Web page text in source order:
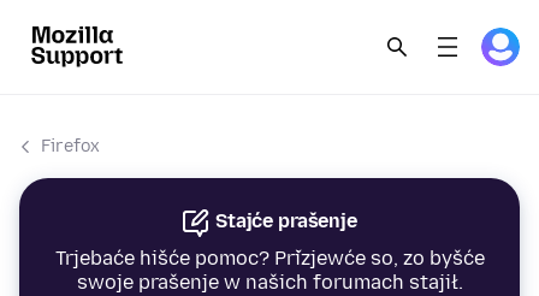
Firefox
Stajće prašenje
Trjebaće hišće pomoc? Přizjewće so, zo byšće
swoje prašenje w našich forumach stajił.